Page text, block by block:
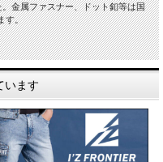
金属ファスナー、ドット釦等は国
す。
います